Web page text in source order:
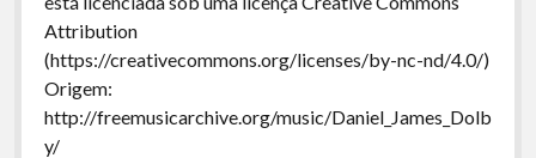
Attribution
(https://creativecommons.org/licenses/by-nc-nd/4.0/)
Origem:
http://freemusicarchive.org/music/Daniel_James_Dolb
y/